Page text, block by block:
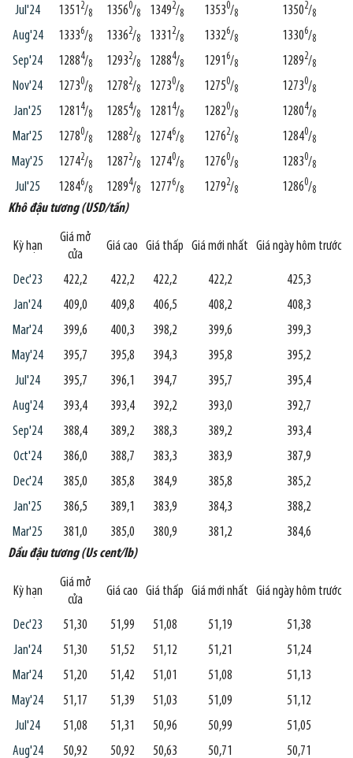
Jul'24 1351 2/8 13560/8 13492/8 13530/8 13502/8
Aug'24 13336/8 13362/8 1331 2/8 13326/8 13306/8
Sep'24 12884/8 12932/8 12884/8 1291 6/8 12892/8
Nov'24 12730/8 12782/8 12730/8 12750/8 12730/8
Jan'25 1281 4/8 12854/8 1281 4/8 12820/8 12804/8
Mar'25 12780/8 12882/8 12746/8 12762/8 12840/8
May'25 12742/8 12872/8 12740/8 12760/8 12830/8
Jul'25 12846/8 12894/8 12776/8 12792/8 12860/8
Khô đậu tương (USD/tấn)
Kỳ hạn
Giá mở
cửa
Giá cao Giá thấp Giá mới nhất Giá ngày hôm trước
Dec'23 422,2 422,2 422,2 422,2
425,3
Jan'24
409,0 409,8 406,5 408,2
408,3
Mar'24
399,6 400,3 398,2 399,6
399,3
May'24
395,7 395,8 394,3 395,8
395,2
Jul'24
395,7 396,1 394,7 395,7
395,4
Aug'24
393,4 393,4 392,2 393,0
392,7
Sep'24
388,4 389,2 388,3 389,2
393,4
Oct'24
386,0 388,7 383,3 383,9
387,9
Dec'24
385,0 385,8 384,9 385,8
385,2
Jan'25
386,5 389,1 383,9 384,3
388,2
Mar'25
381,0 385,0 380,9 381,2
384,6
Dầu đậu tương (Us cent/lb)
Kỳ hạn
Giá mở
cửa
Giá cao Giá thấp Giá mới nhất Giá ngày hôm trước
Dec'23 51,30 51,99 51,08 51,19
51,38
Jan'24
51,30 51,52 51,12 51,21
51,24
Mar'24
51,20 51,42 51,01 51,08
51,13
May'24
51,17 51,39 51,03 51,09
51,12
Jul'24
51,08 51,31 50,96 50,99
51,05
Aug'24
50,92 50,92 50,63 50,71 50,71